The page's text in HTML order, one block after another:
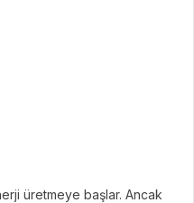
üretmeye başlar. Ancak